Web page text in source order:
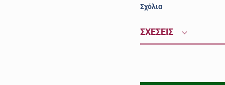
Σχόλια
ΣΧΕΣΕΙΣ